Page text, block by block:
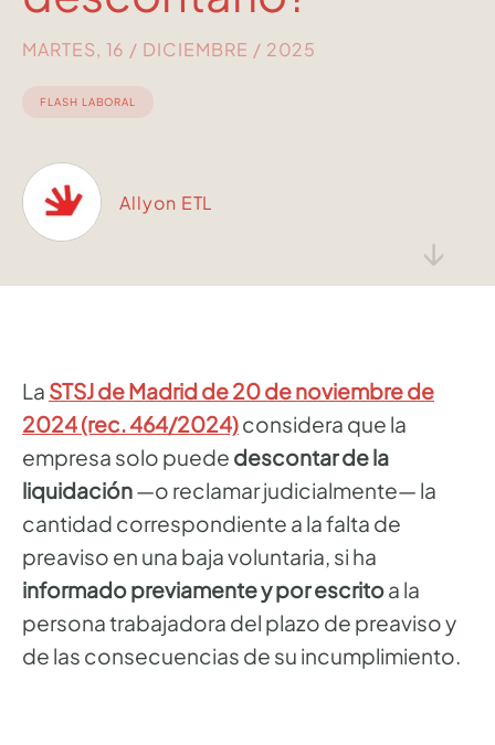
↓
MARTES, 16 / DICIEMBRE / 2025
FLASH LABORAL
Allyon ETL
La STSJ de Madrid de 20 de noviembre de
2024 (rec. 464/2024)considera que la
empresa solo puede descontar de la
liquidación—o reclamar judicialmente— la
cantidad correspondiente a la falta de
preaviso en una baja voluntaria, si ha
informado previamente y por escritoa la
persona trabajadora del plazo de preaviso y
de las consecuencias de su incumplimiento.